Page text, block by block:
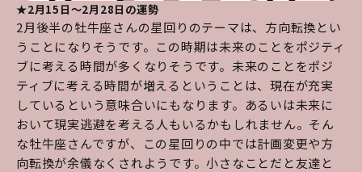
★2月15日～2月28日の運勢
2月後半の牡牛座さんの星回りのテーマは、方向転換とい
うことになりそうです。この時期は未来のことをポジティ
ブに考える時間が多くなりそうです。未来のことをポジ
ティブに考える時間が増えるということは、現在が充実
しているという意味合いにもなります。あるいは未来に
おいて現実逃避を考える人もいるかもしれません。そん
な牡牛座さんですが、この星回りの中では計画変更や方
向転換が余儀なくされようです。小さなことだと友達と